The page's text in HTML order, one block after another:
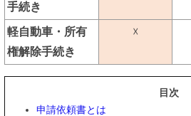
手続き
軽自動車・所有
権解除手続き
☓
目次
申請依頼書とは